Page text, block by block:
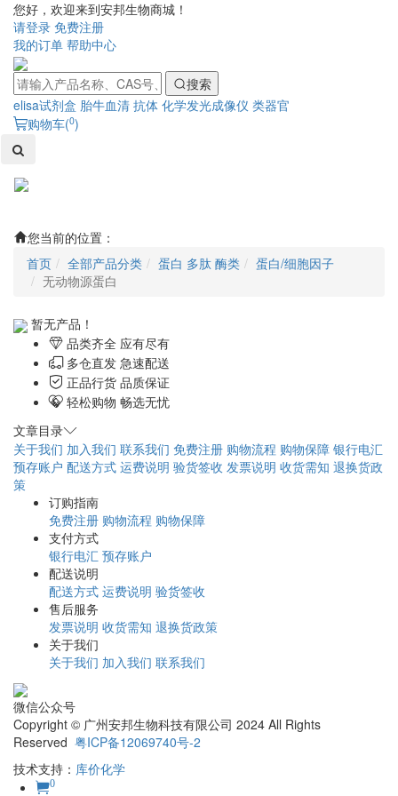
您好，欢迎来到安邦生物商城！
请登录 免费注册
我的订单 帮助中心
搜索
elisa试剂盒 胎牛血清 抗体 化学发光成像仪 类器官
购物车(0)
您当前的位置：
首页
全部产品分类 蛋白 多肽 酶类
蛋白/细胞因子
无动物源蛋白
暂无产品！
品类齐全 应有尽有
多仓直发 急速配送
正品行货 品质保证
轻松购物 畅选无忧
文章目录
关于我们 加入我们 联系我们 免费注册 购物流程 购物保障 银行电汇
预存账户 配送方式 运费说明 验货签收 发票说明 收货需知 退换货政
策
订购指南
免费注册 购物流程 购物保障
支付方式
银行电汇 预存账户
配送说明
配送方式 运费说明 验货签收
售后服务
发票说明 收货需知 退换货政策
关于我们
关于我们 加入我们 联系我们
微信公众号
Copyright © 广州安邦生物科技有限公司 2024 All Rights
Reserved 粤ICP备12069740号-2
技术支持： 库价化学
0